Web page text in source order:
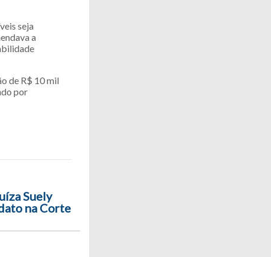
seja
a
de R$ 10 mil
por
Suely
na Corte